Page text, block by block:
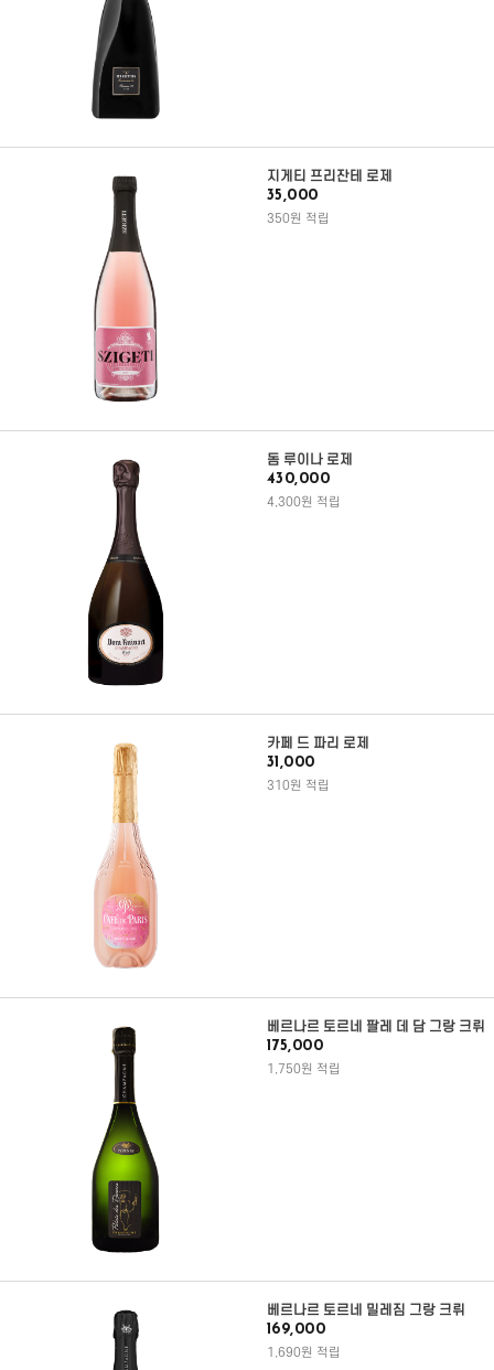
지게티 프리잔테 로제
35,000
350원 적립
돔 루이나 로제
430,000
4,300원 적립
카페 드 파리 로제
31,000
310원 적립
베르나르 토르네 팔레 데 담 그랑 크뤼
175,000
1,750원 적립
베르나르 토르네 밀레짐 그랑 크뤼
169,000
1,690원 적립